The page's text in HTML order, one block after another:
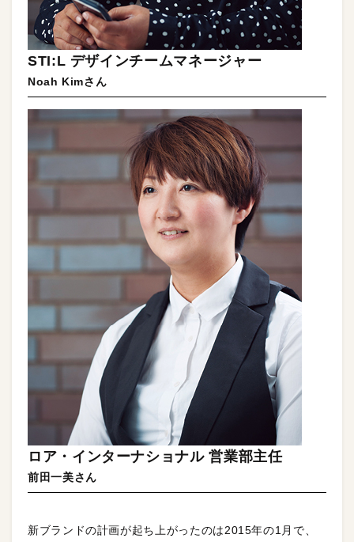
STI:L デザインチームマネージャー
Noah Kimさん
ロア・インターナショナル 営業部主任
前田一美さん
新ブランドの計画が起ち上がったのは2015年の1月で、